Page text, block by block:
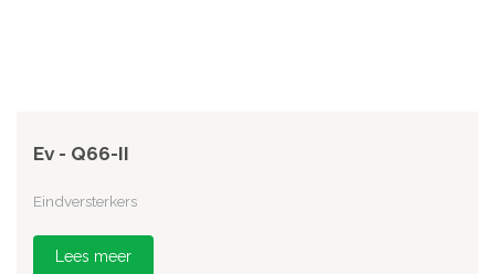
Ev - Q66-II
Eindversterkers
Lees meer